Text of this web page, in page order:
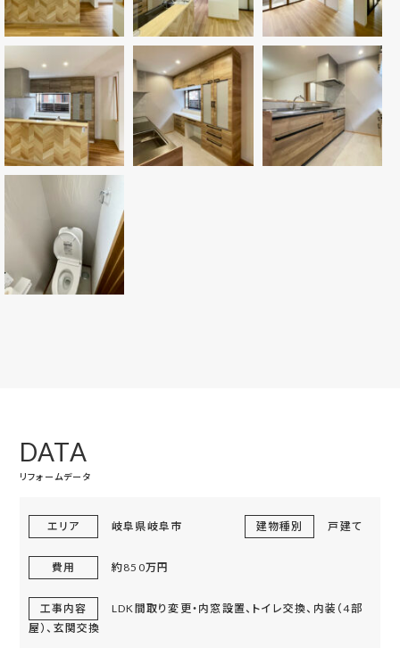
DATA
リフォームデータ
エリア 岐阜県岐阜市 建物種別 戸建て
費用 約850万円
工事内容
LDK間取り変更・内窓設置、トイレ交換、内装（4部
屋）、玄関交換